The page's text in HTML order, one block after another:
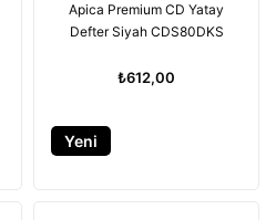
Apica Premium CD Yatay
Defter Siyah CDS80DKS
₺612,00
Yeni